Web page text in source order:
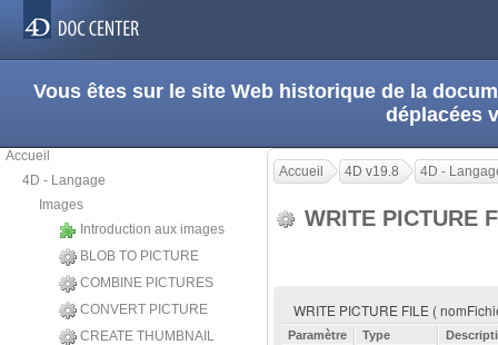
Vous êtes sur le site Web historique de la
déplacées
Accueil
4D - Langage
Images
Introduction aux images
BLOB TO PICTURE
COMBINE PICTURES
CONVERT PICTURE
CREATE THUMBNAIL
Accueil 4D v19.8 4D -
WRITE PICTURE
WRITE PICTURE FILE (
Paramètre Type